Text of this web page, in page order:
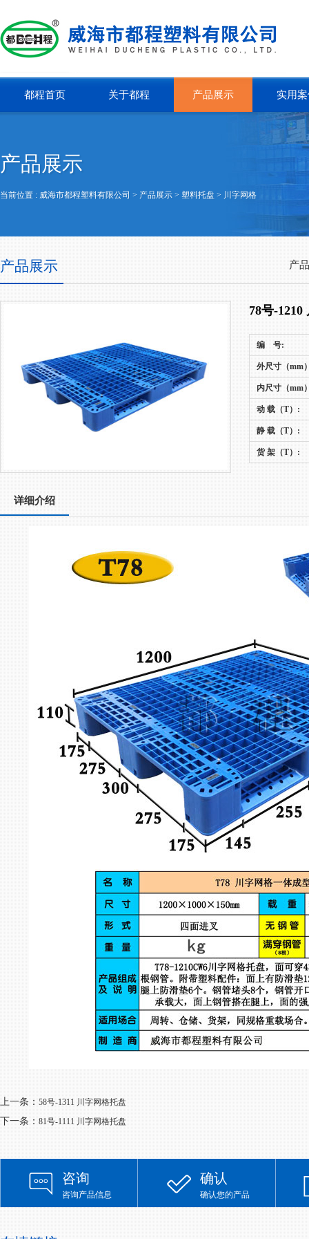
都程首页 关于都程 产品展示 实用
产品展示
当前位置 : 威海市都程塑料有限公司 > 产品展示 > 塑料托盘 > 川字网格
产品展示 产
78号-
编 号:
外尺寸（mm
内尺寸（mm
动 载（T）:
静 载（T）:
货 架（T）:
详细介绍
上一条： 58号-1311 川字网格托盘
下一条： 81号-1111 川字网格托盘
咨询
咨询产品信息
确认
确认您的产品